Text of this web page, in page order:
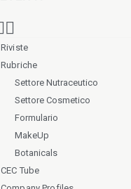
Riviste
Rubriche
Settore Nutraceutico
Settore Cosmetico
Formulario
MakeUp
Botanicals
CEC Tube